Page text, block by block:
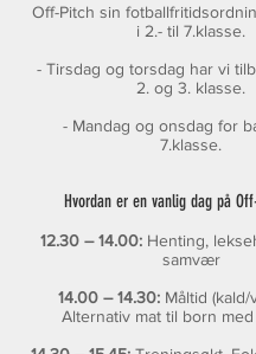
Off-Pitch sin
i 2.- til 7.klasse.
- Tirsdag og torsdag har vi
2. og 3. klasse.
- Mandag og onsdag for
7.klasse.
Hvordan er en vanlig dag på
12.30 – 14.00:Henting,
samvær
14.00 – 14.30: Måltid (kald/
Alternativ mat til born